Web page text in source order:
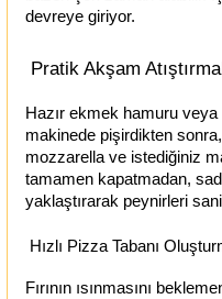
devreye giriyor.
Pratik Akşam
Hazır ekmek hamuru veya
makinede pişirdikten
mozzarella ve istediğiniz
tamamen kapatmadan,
yaklaştırarak peynirleri
Hızlı Pizza Tabanı
Fırının ısınmasını